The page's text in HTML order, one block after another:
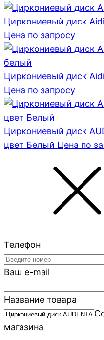
Циркониевый диск
Цена по запросу
Циркониевый диск
Цена по запросу
Циркониевый диск
цвет Белый Цена по
Телефон
Ваш e-mail
Название товара
магазина